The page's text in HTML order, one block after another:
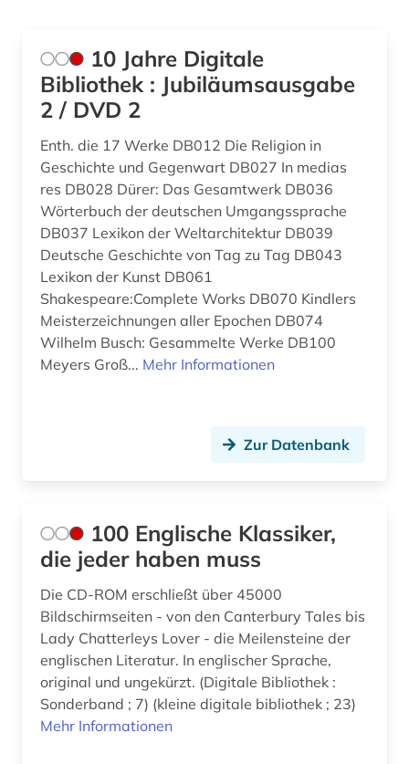
antike (2)
arabisch (1)
arbeiterbewegung (1)
arbeitsrecht (1)
arbeitssicherheit (2)
architektur (2)
archiv (2)
archäologie (2)
arthur conan (1)
asiatische studien (1)
asien (2)
audiodatei (1)
audiovisuelles material (1)
aufführung (11)
aufführungspraxis (1)
ausbildung (1)
10 Jahre Digitale
Bibliothek : Jubiläumsausgabe
2 / DVD 2
Enth. die 17 Werke DB012 Die Religion in
Geschichte und Gegenwart DB027 In medias
res DB028 Dürer: Das Gesamtwerk DB036
Wörterbuch der deutschen Umgangssprache
DB037 Lexikon der Weltarchitektur DB039
Deutsche Geschichte von Tag zu Tag DB043
Lexikon der Kunst DB061
Shakespeare:Complete Works DB070 Kindlers
Meisterzeichnungen aller Epochen DB074
Wilhelm Busch: Gesammelte Werke DB100
Meyers Groß... Mehr Informationen
Zur Datenbank
100 Englische Klassiker,
die jeder haben muss
Die CD-ROM erschließt über 45000
Bildschirmseiten - von den Canterbury Tales bis
Lady Chatterleys Lover - die Meilensteine der
englischen Literatur. In englischer Sprache,
original und ungekürzt. (Digitale Bibliothek :
Sonderband ; 7) (kleine digitale bibliothek ; 23)
Mehr Informationen